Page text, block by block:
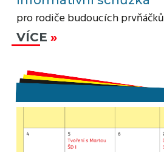
pro rodiče budoucích prvňáčků
VÍCE